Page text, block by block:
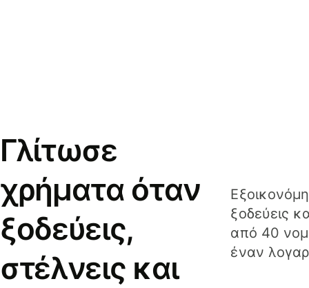
Γλίτωσε
χρήματα όταν
ξοδεύεις,
στέλνεις και
ξοδεύεις
από 40
έναν